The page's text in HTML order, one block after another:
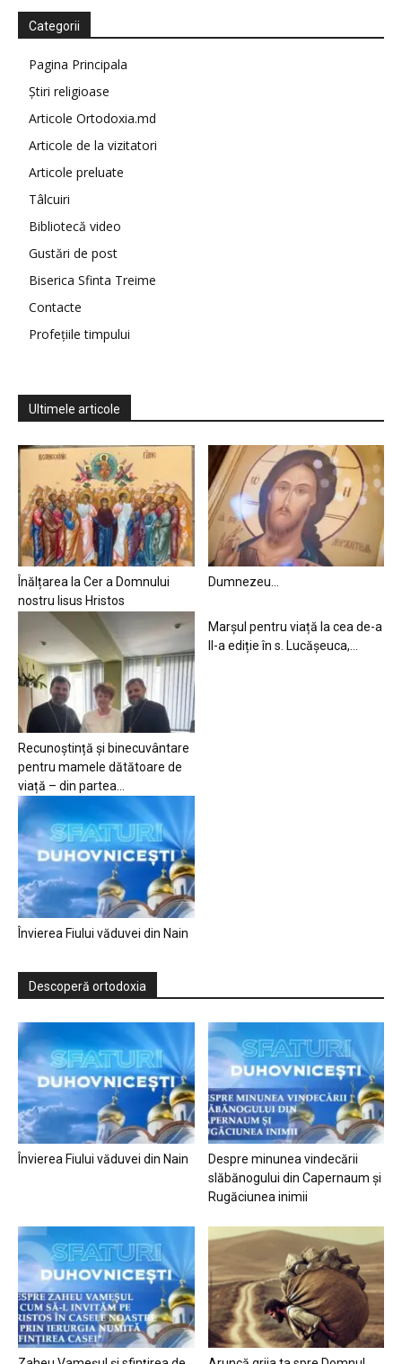
Categorii
Pagina Principala
Știri religioase
Articole Ortodoxia.md
Articole de la vizitatori
Articole preluate
Tâlcuiri
Bibliotecă video
Gustări de post
Biserica Sfinta Treime
Contacte
Profețiile timpului
Ultimele articole
Înălțarea la Cer a Domnului
nostru Iisus Hristos
Dumnezeu…
Recunoștință și binecuvântare
pentru mamele dătătoare de
viață – din partea...
Marșul pentru viață la cea de-a
II-a ediție în s. Lucășeuca,...
Învierea Fiului văduvei din Nain
Descoperă ortodoxia
Învierea Fiului văduvei din Nain
Despre minunea vindecării
slăbănogului din Capernaum și
Rugăciunea inimii